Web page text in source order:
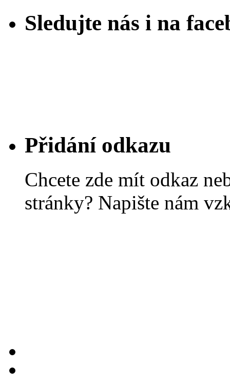
Sledujte nás i na
Přidání odkazu
Chcete zde mít odkaz
stránky? Napište nám